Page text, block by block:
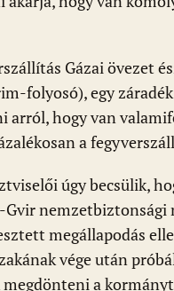
Gázai övezet
folyosó), egy
hogy van
a
úgy becsülik,
nemzetbiztonsági
megállapodás
vége után
a